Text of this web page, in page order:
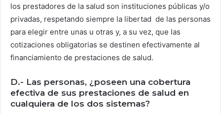
los prestadores de la salud son instituciones públicas y/o
privadas, respetando siempre la libertad de las personas
para elegir entre unas u otras y, a su vez, que las
cotizaciones obligatorias se destinen efectivamente al
financiamiento de prestaciones de salud.
D.- Las personas, ¿poseen una cobertura
efectiva de sus prestaciones de salud en
cualquiera de los dos sistemas?